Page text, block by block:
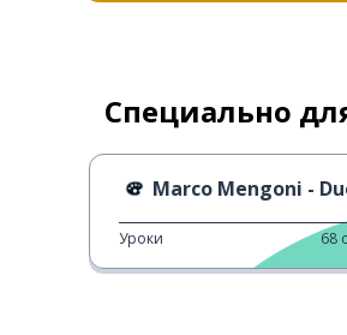
Специально
Marco Mengoni -
Уроки 68